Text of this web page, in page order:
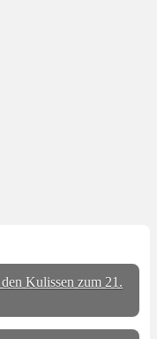
Kulissen zum 21.